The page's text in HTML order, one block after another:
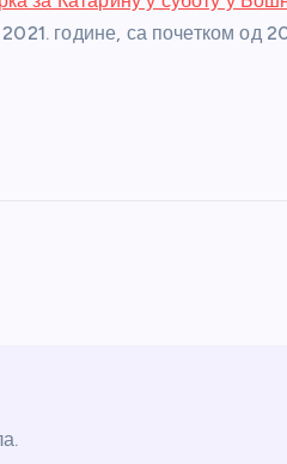
2021. године, са почетком од